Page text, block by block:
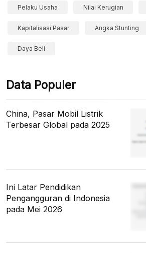
Pelaku Usaha Nilai Kerugian
Kapitalisasi Pasar Angka Stunting
Daya Beli
Data Populer
China, Pasar Mobil Listrik
Terbesar Global pada 2025
Ini Latar Pendidikan
Pengangguran di Indonesia
pada Mei 2026